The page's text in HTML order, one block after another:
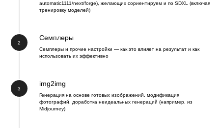
automatic1111/next/forge), желающих сориентируем и по SDXL (включая
тренировку моделей)
Семплеры
Семплеры и прочие настройки — как это влияет на результат и как
использовать их эффективно
img2img
Генерация на основе готовых изображений, модификация
фотографий, доработка неидеальных генераций (например, из
Midjourney)